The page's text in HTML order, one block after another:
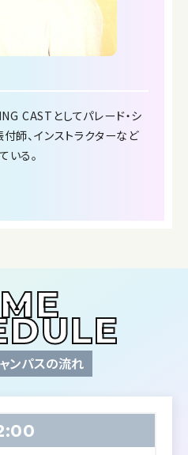
CASTとしてパレード・シ
師、インストラクターなど
る。
ンパスの流れ